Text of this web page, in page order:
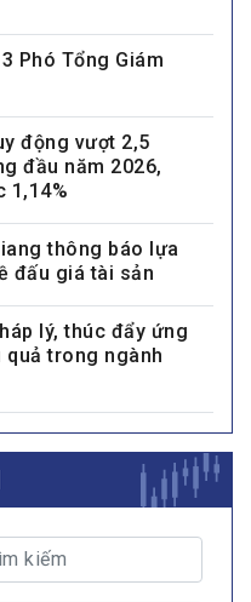
Phó Tổng Giám
động vượt 2,5
đầu năm 2026,
1,14%
thông báo lựa
đấu giá tài sản
lý, thúc đẩy ứng
quả trong ngành